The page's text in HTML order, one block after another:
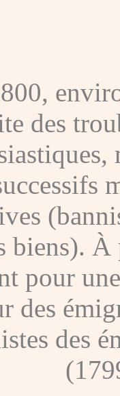
des
biens).
pour
des
des